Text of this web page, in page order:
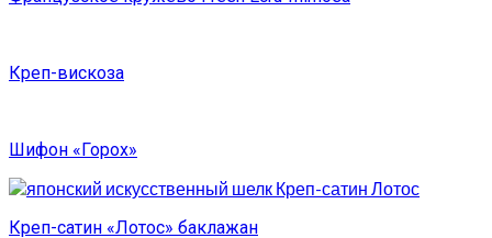
Креп-вискоза
Шифон «Горох»
Креп-сатин «Лотос» баклажан